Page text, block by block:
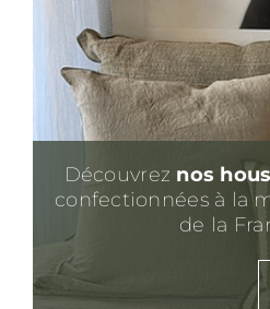
Découvrez nos
confectionnées à la
de la